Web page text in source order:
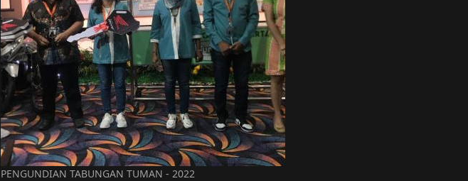
PENGUNDIAN TABUNGAN TUMAN - 2022